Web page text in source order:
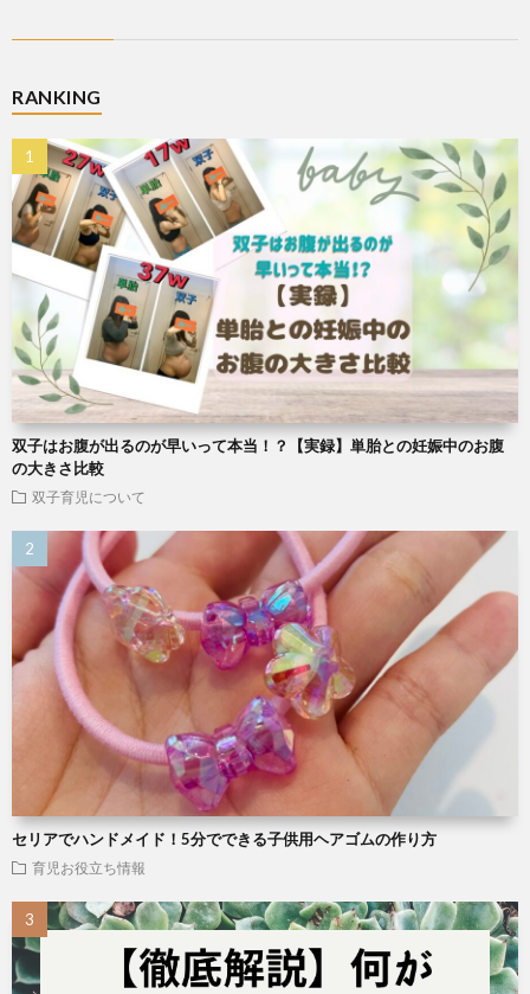
RANKING
双子はお腹が出るのが早いって本当！？【実録】単胎との妊娠中のお腹
の大きさ比較
双子育児について
セリアでハンドメイド！5分でできる子供用ヘアゴムの作り方
育児お役立ち情報